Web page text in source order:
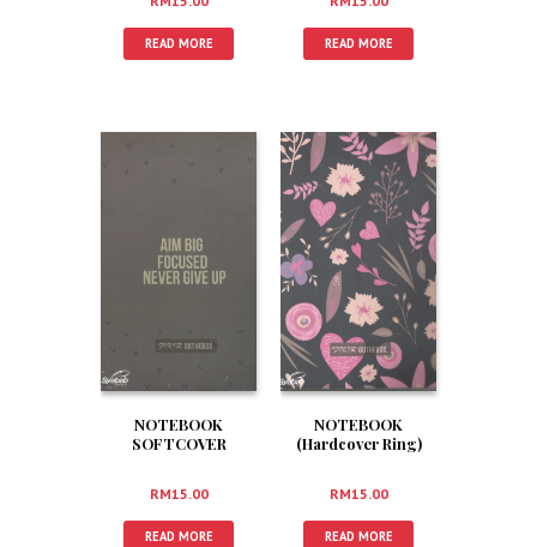
READ MORE READ MORE
NOTEBOOK
SOFTCOVER
RM15.00
READ MORE
NOTEBOOK
(Hardcover Ring)
RM15.00
READ MORE